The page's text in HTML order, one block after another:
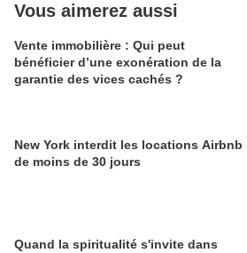
Vous aimerez aussi
Vente immobilière : Qui peut
bénéficier d’une exonération de la
garantie des vices cachés ?
New York interdit les locations Airbnb
de moins de 30 jours
Quand la spiritualité s'invite dans